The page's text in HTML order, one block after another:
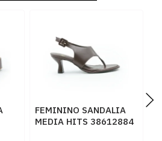
FEMININO SANDALIA
MEDIA HITS 38612884